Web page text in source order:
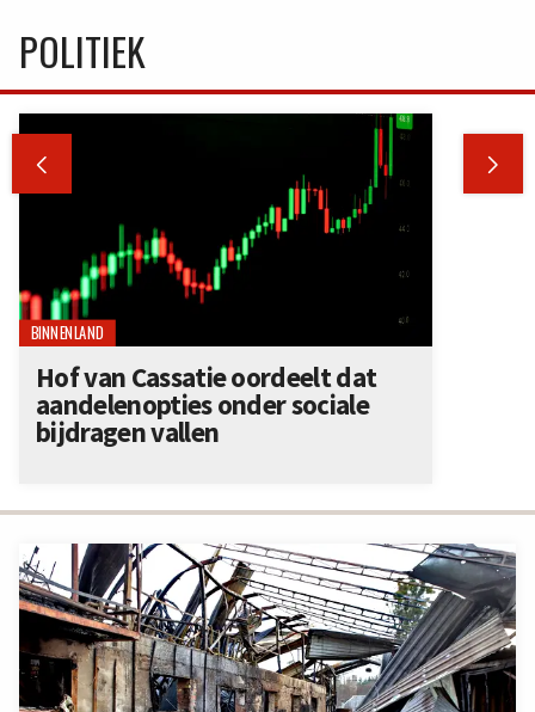
POLITIEK
 
BINNENLAND
Hof van Cassatie oordeelt dat
aandelenopties onder sociale
bijdragen vallen